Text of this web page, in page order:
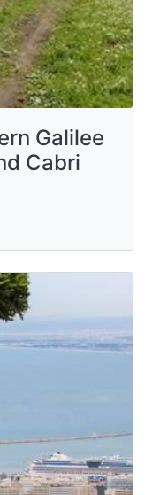
Galilee
Cabri